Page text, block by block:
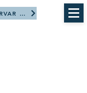
RESERVAR AHORA